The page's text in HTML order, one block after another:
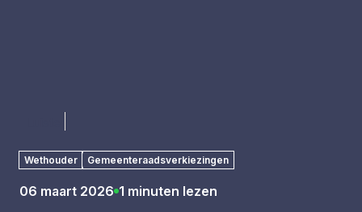
Wethouder Gemeenteraadsverkiezingen
06 maart 2026 1 minuten lezen